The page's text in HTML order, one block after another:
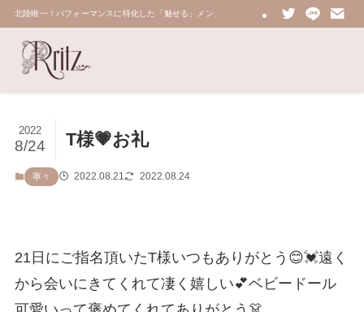
北陸唯一！パフォーマンスに特化した「魅せる」メンズエステ 鼠蹊部・密着・総合技術力
T様💗お礼
2022
8/24
寧々 2022.08.21 2022.08.24
21日にご指名頂いたT様いつもありがとう😊💓遠く
から会いにきてくれて凄く嬉しい💕ベビードール